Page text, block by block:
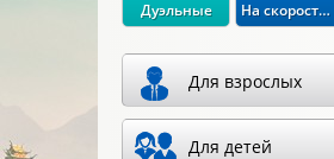
Дуэльные На скорость реакции
Для взрослых
Для детей